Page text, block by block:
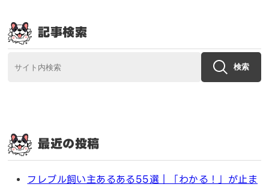
記事検索
検索
最近の投稿
フレブル飼い主あるある55選｜「わかる！」が止ま